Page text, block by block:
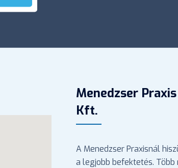
Menedzser
Kft.
A Menedzser Praxisnál
a legjobb befektetés.